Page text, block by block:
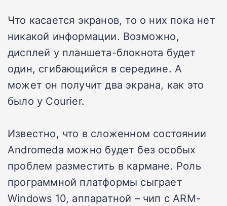
Что касается экранов, то о них пока нет
никакой информации. Возможно,
дисплей у планшета-блокнота будет
один, сгибающийся в середине. А
может он получит два экрана, как это
было у Courier.
Известно, что в сложенном состоянии
Andromeda можно будет без особых
проблем разместить в кармане. Роль
программной платформы сыграет
Windows 10, аппаратной – чип с ARM-